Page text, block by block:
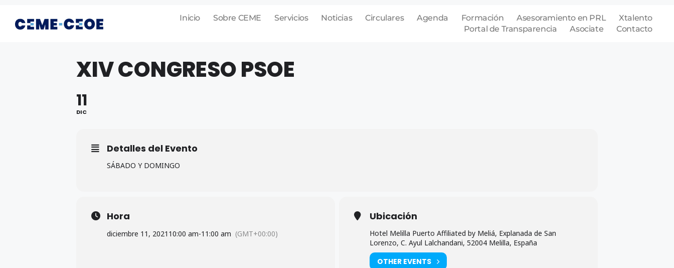
Inicio Sobre CEME Servicios Noticias Circulares Agenda Formación Asesoramiento en PRL
Xtalento
Portal de Transparencia
Asociate Contacto
XIV CONGRESO PSOE
11
DIC
Detalles del Evento
SÁBADO Y DOMINGO
Hora
diciembre 11, 2021 10:00 am-11:00 am (GMT+00:00)
Ubicación
Hotel Melilla Puerto Affiliated by Meliá, Explanada de San
Lorenzo, C. Ayul Lalchandani, 52004 Melilla, España
OTHER EVENTS